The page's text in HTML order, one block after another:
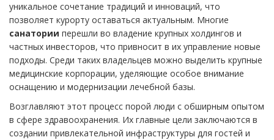
уникальное сочетание традиций и инноваций, что
позволяет курорту оставаться актуальным. Многие
санатории перешли во владение крупных холдингов и
частных инвесторов, что привносит в их управление новые
подходы. Среди таких владельцев можно выделить крупные
медицинские корпорации, уделяющие особое внимание
оснащению и модернизации лечебной базы.
Возглавляют этот процесс порой люди с обширным опытом
в сфере здравоохранения. Их главные цели заключаются в
создании привлекательной инфраструктуры для гостей и